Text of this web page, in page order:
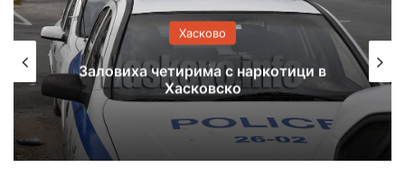
Хасково
Отстраняват аварии в региона,
проблеми с водата в хасковски
квартал